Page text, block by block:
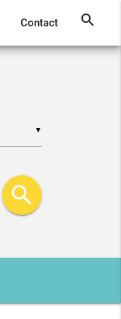
Contact search
▼
search